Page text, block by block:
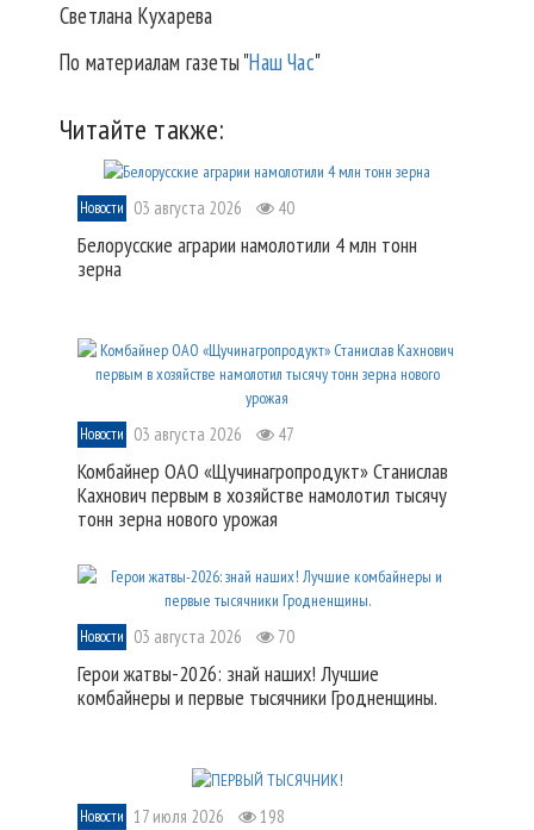
Светлана Кухарева
По материалам газеты "Наш Час"
Читайте также:
Новости 03 августа 2026 40
Белорусские аграрии намолотили 4 млн тонн
зерна
Новости 03 августа 2026 47
Комбайнер ОАО «Щучинагропродукт» Станислав
Кахнович первым в хозяйстве намолотил тысячу
тонн зерна нового урожая
Новости 03 августа 2026 70
Герои жатвы-2026: знай наших! Лучшие
комбайнеры и первые тысячники Гродненщины.
Новости 17 июля 2026 198